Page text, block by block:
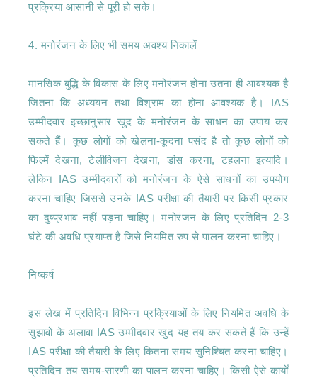
प्रक्रिया आसानी से पूरी हो सके।
4. मनोरंजन के लिए भी समय अवश्य निकालें
मानसिक बुद्धि के विकास के लिए मनोरंजन होना उतना हीं आवश्यक है
जितना कि अध्ययन तथा विश्राम का होना आवश्यक है। IAS
उम्मीदवार इच्छानुसार खुद के मनोरंजन के साधन का उपाय कर
सकते हैं। कुछ लोगों को खेलना-कूदना पसंद है तो कुछ लोगों को
फिल्में देखना, टेलीविजन देखना, डांस करना, टहलना इत्यादि।
लेकिन IAS उम्मीदवारों को मनोरंजन के ऐसे साधनों का उपयोग
करना चाहिए जिससे उनके IAS परीक्षा की तैयारी पर किसी प्रकार
का दुष्प्रभाव नहीं पड़ना चाहिए। मनोरंजन के लिए प्रतिदिन 2-3
घंटे की अवधि प्रयाप्त है जिसे नियमित रुप से पालन करना चाहिए।
निष्कर्ष
इस लेख में प्रतिदिन विभिन्न प्रक्रियाओं के लिए नियमित अवधि के
सुझावों के अलावा IAS उम्मीदवार खुद यह तय कर सकते हैं कि उन्हें
IAS परीक्षा की तैयारी के लिए कितना समय सुनिश्चित करना चाहिए।
प्रतिदिन तय समय-सारणी का पालन करना चाहिए। किसी ऐसे कार्यों